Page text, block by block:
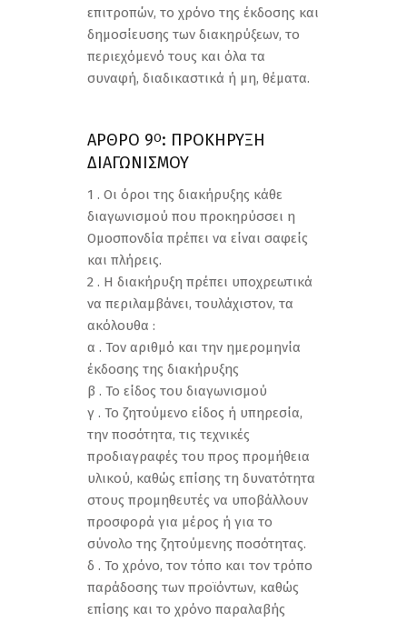
επιτροπών, το χρόνο της έκδοσης και
δημοσίευσης των διακηρύξεων, το
περιεχόμενό τους και όλα τα
συναφή, διαδικαστικά ή μη, θέματα.
ΑΡΘΡΟ 9Ο: ΠΡΟΚΗΡΥΞΗ
ΔΙΑΓΩΝΙΣΜΟΥ
1 . Οι όροι της διακήρυξης κάθε
διαγωνισμού που προκηρύσσει η
Ομοσπονδία πρέπει να είναι σαφείς
και πλήρεις.
2 . Η διακήρυξη πρέπει υποχρεωτικά
να περιλαμβάνει, τουλάχιστον, τα
ακόλουθα :
α . Τον αριθμό και την ημερομηνία
έκδοσης της διακήρυξης
β . Το είδος του διαγωνισμού
γ . Το ζητούμενο είδος ή υπηρεσία,
την ποσότητα, τις τεχνικές
προδιαγραφές του προς προμήθεια
υλικού, καθώς επίσης τη δυνατότητα
στους προμηθευτές να υποβάλλουν
προσφορά για μέρος ή για το
σύνολο της ζητούμενης ποσότητας.
δ . Το χρόνο, τον τόπο και τον τρόπο
παράδοσης των προϊόντων, καθώς
επίσης και το χρόνο παραλαβής